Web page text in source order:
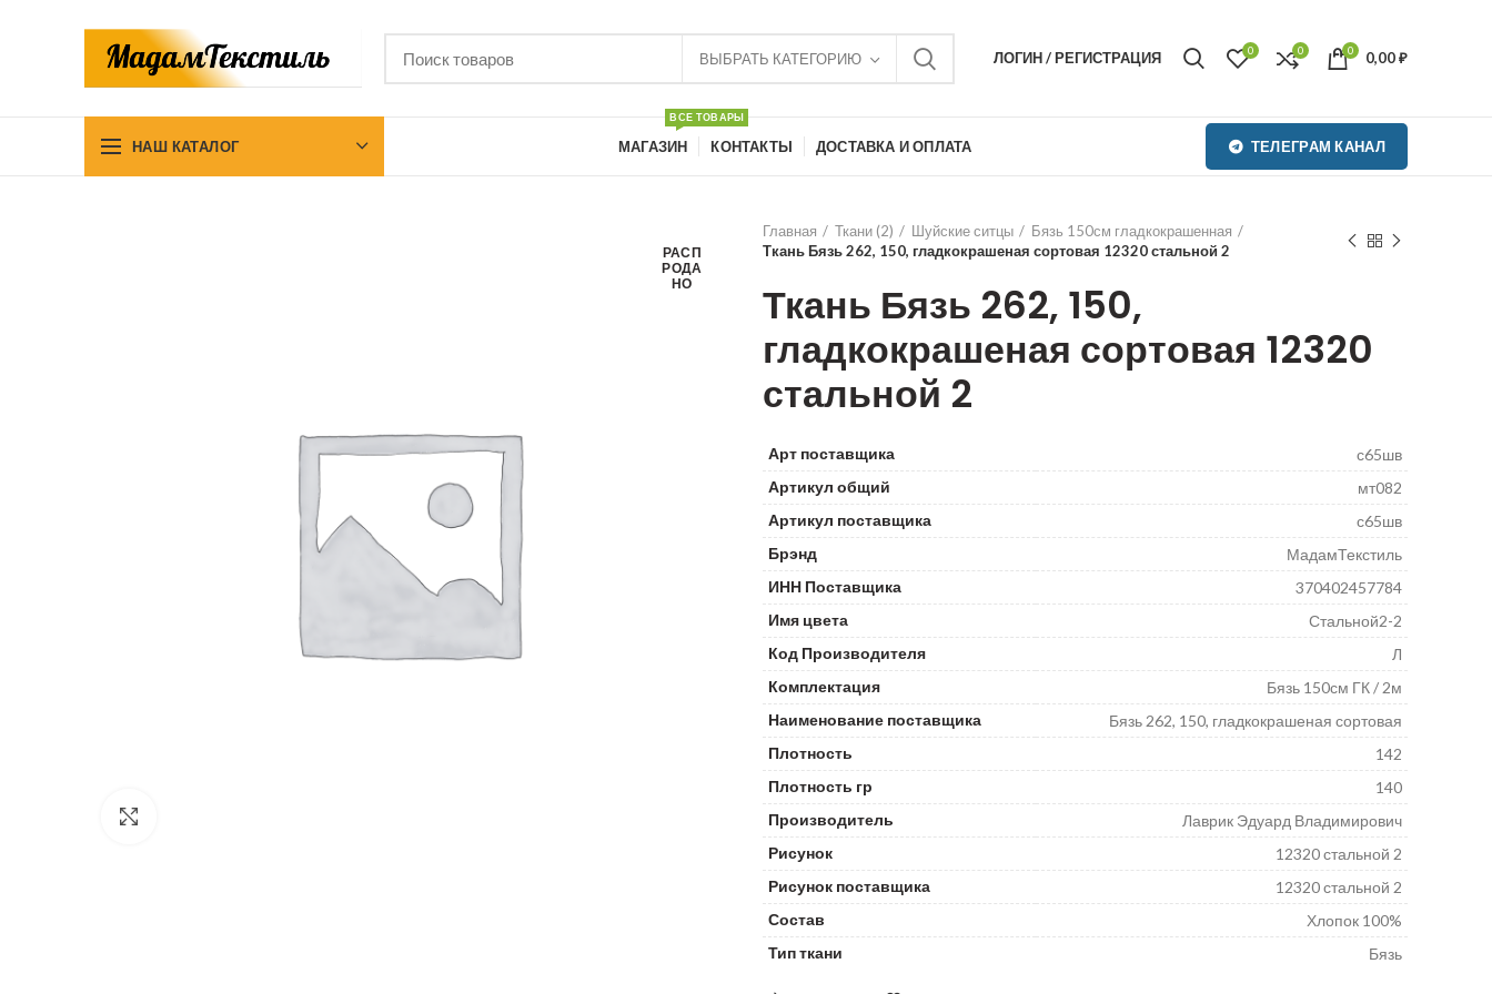
ВЫБРАТЬ КАТЕГОРИЮ ЛОГИН / РЕГИСТРАЦИЯ 0 0 0 0,00₽
НАШ КАТАЛОГ МАГАЗИН
ВСЕ ТОВАРЫ
КОНТАКТЫ ДОСТАВКА И ОПЛАТА ТЕЛЕГРАМ КАНАЛ
РАСП
РОДА
НО
Главная Ткани (2) Шуйские ситцы
Бязь 150см гладкокрашенная
Ткань Бязь 262, 150, гладкокрашеная сортовая 12320 стальной 2
₽
₽
Ткань Бязь 262, 150,
гладкокрашеная сортовая 12320
стальной 2
Арт поставщика
с65шв
Артикул общий
мт082
Артикул поставщика
с65шв
Брэнд
МадамТекстиль
ИНН Поставщика
370402457784
Имя цвета
Стальной2-2
Код Производителя
Л
Комплектация
Бязь 150см ГК / 2м
Наименование поставщика
Бязь 262, 150, гладкокрашеная сортовая
Плотность
142
Плотность гр
140
Производитель
Лаврик Эдуард Владимирович
Рисунок
12320 стальной 2
Рисунок поставщика
12320 стальной 2
Состав
Хлопок 100%
Тип ткани
Бязь